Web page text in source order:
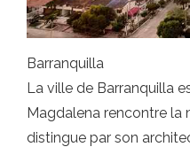
Barranquilla
La ville de Barranquilla
Magdalena rencontre la
distingue par son